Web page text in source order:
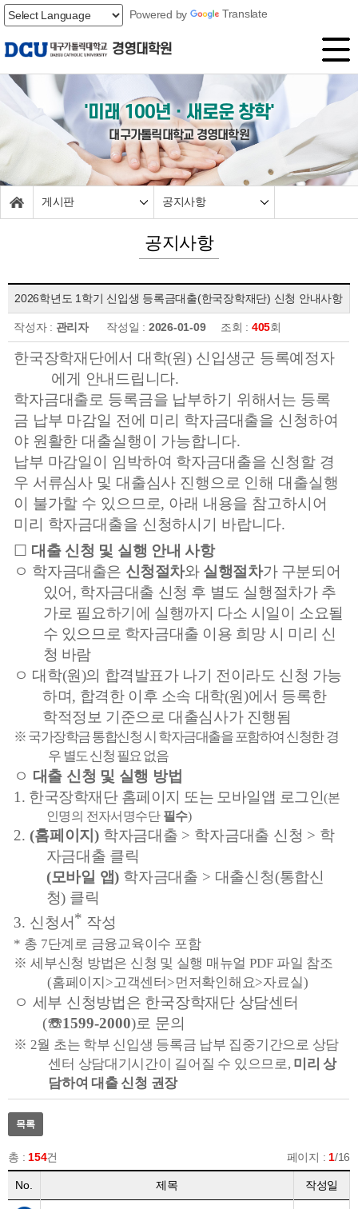
경영대학원
Powered by Translate
'미래 100년ㆍ새로운 창학'
대구가톨릭대학교 경영대학원
게시판 공지사항
공지사항
2026학년도 1학기 신입생 등록금대출(한국장학재단) 신청 안내사항
작성자 : 관리자작성일 : 2026-01-09조회 : 405회
한국장학재단에서 대학(원) 신입생군 등록예정자
에게 안내드립니다.
학자금대출로 등록금을 납부하기 위해서는 등록
금 납부 마감일 전에 미리 학자금대출을 신청하여
야 원활한 대출실행이 가능합니다.
납부 마감일이 임박하여 학자금대출을 신청할 경
우 서류심사 및 대출심사 진행으로 인해 대출실행
이 불가할 수 있으므로, 아래 내용을 참고하시어
미리 학자금대출을 신청하시기 바랍니다.
☐ 대출 신청 및 실행 안내 사항
ㅇ 학자금대출은 신청절차와 실행절차가 구분되어
있어 , 학자금대출 신청 후 별도 실행절차가 추
가로 필요하기에 실행까지 다소 시일이 소요될
수 있으므로 학자금대출 이용 희망 시 미리 신
청 바람
ㅇ 대학(원)의 합격발표가 나기 전이라도 신청 가능
하며, 합격한 이후 소속 대학(원)에서 등록한
학적정보 기준으로 대출심사가 진행됨
※ 국가장학금 통합신청 시 학자금대출을 포함하여 신청한 경
우 별도 신청 필요 없음
ㅇ 대출 신청 및 실행 방법
1. 한국장학재단 홈페이지 또는 모바일앱 로그인(본
인명의 전자서명수단 필수)
2. (홈페이지 ) 학자금대출 > 학자금대출 신청 > 학
자금대출 클릭
(모바일 앱) 학자금대출 > 대출신청(통합신
청) 클릭
3. 신청서* 작성
* 총 7단계로 금융교육이수 포함
※ 세부신청 방법은 신청 및 실행 매뉴얼 PDF 파일 참조
(홈페이지 >고객센터 >먼저확인해요>자료실)
ㅇ 세부 신청방법은 한국장학재단 상담센터
(☏1599-2000)로 문의
※ 2월 초는 학부 신입생 등록금 납부 집중기간으로 상담
센터 상담대기시간이 길어질 수 있으므로, 미리 상
담하여 대출 신청 권장
목록
총 : 154건 페이지 : 1/16
No. 제목 작성일